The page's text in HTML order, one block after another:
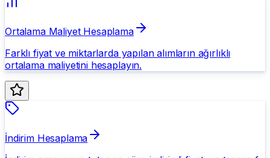
Ortalama Maliyet Hesaplama
Farklı fiyat ve miktarlarda yapılan alımların ağırlıklı
ortalama maliyetini hesaplayın.
İndirim Hesaplama